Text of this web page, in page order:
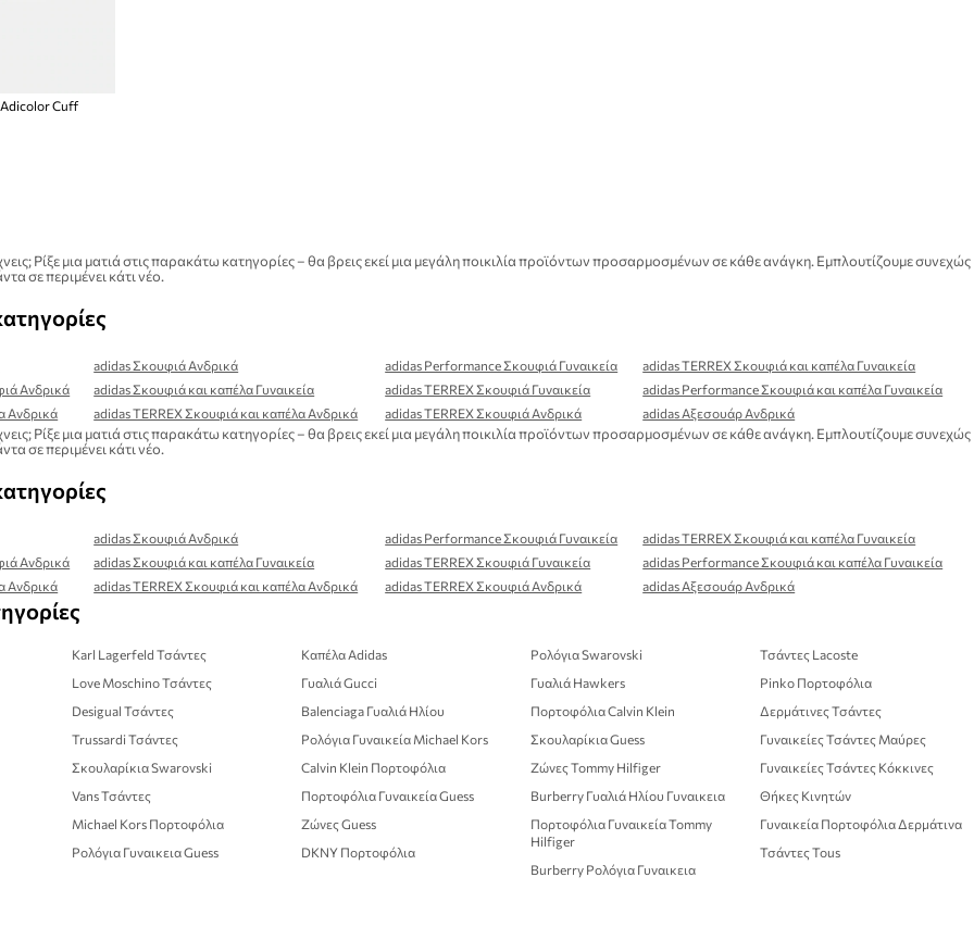
Cuff
Ρίξε μια ματιά στις παρακάτω κατηγορίες – θα βρεις εκεί μια μεγάλη ποικιλία προϊόντων προσαρμοσμένων σε κάθε ανάγκη. Εμπλουτίζουμε συνεχώς
σε περιμένει κάτι νέο.
adidas Σκουφιά Ανδρικά adidas Performance Σκουφιά Γυναικεία
adidas TERREX Σκουφιά και καπέλα Γυναικεία
Ανδρικά
adidas Σκουφιά και καπέλα Γυναικεία adidas TERREX Σκουφιά Γυναικεία
adidas Performance Σκουφιά και καπέλα Γυναικεία
Ανδρικά
adidas TERREX Σκουφιά και καπέλα Ανδρικά adidas TERREX Σκουφιά Ανδρικά adidas Αξεσουάρ Ανδρικά
Ρίξε μια ματιά στις παρακάτω κατηγορίες – θα βρεις εκεί μια μεγάλη ποικιλία προϊόντων προσαρμοσμένων σε κάθε ανάγκη. Εμπλουτίζουμε συνεχώς
σε περιμένει κάτι νέο.
adidas Σκουφιά Ανδρικά adidas Performance Σκουφιά Γυναικεία
adidas TERREX Σκουφιά και καπέλα Γυναικεία
Ανδρικά
adidas Σκουφιά και καπέλα Γυναικεία adidas TERREX Σκουφιά Γυναικεία
adidas Performance Σκουφιά και καπέλα Γυναικεία
Ανδρικά
adidas TERREX Σκουφιά και καπέλα Ανδρικά adidas TERREX Σκουφιά Ανδρικά adidas Αξεσουάρ Ανδρικά
Karl Lagerfeld Τσάντες
Love Moschino Τσάντες
Desigual Τσάντες
Trussardi Τσάντες
Σκουλαρίκια Swarovski
Vans Τσάντες
Michael Kors Πορτοφόλια
Ρολόγια Γυναικεια Guess
Καπέλα Adidas
Γυαλιά Gucci
Balenciaga Γυαλιά Ηλίου
Ρολόγια Γυναικεία Michael Kors
Calvin Klein Πορτοφόλια
Πορτοφόλια Γυναικεία Guess
Ζώνες Guess
DKNY Πορτοφόλια
Ρολόγια Swarovski
Γυαλιά Hawkers
Πορτοφόλια Calvin Klein
Σκουλαρίκια Guess
Ζώνες Tommy Hilfiger
Burberry Γυαλιά Ηλίου Γυναικεια
Πορτοφόλια Γυναικεία Tommy
Hilfiger
Burberry Ρολόγια Γυναικεια
Τσάντες Lacoste
Pinko Πορτοφόλια
Δερμάτινες Τσάντες
Γυναικείες Τσάντες Μαύρες
Γυναικείες Τσάντες Κόκκινες
Θήκες Κινητών
Γυναικεία Πορτοφόλια Δερμάτινα
Τσάντες Tous